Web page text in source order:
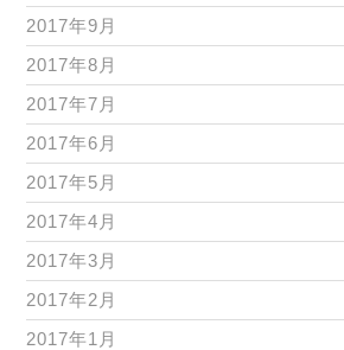
2017年9月
2017年8月
2017年7月
2017年6月
2017年5月
2017年4月
2017年3月
2017年2月
2017年1月